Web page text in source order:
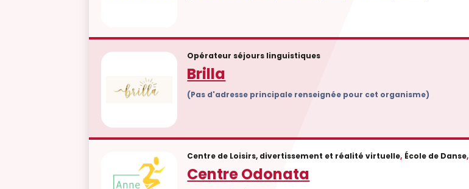
Opérateur séjours linguistiques
Brilla
(Pas d'adresse principale renseignée pour cet organisme)
Centre de Loisirs, divertissement et réalité virtuelle, École de Danse,
Centre Odonata